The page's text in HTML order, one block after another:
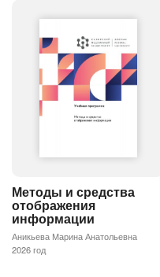
Методы и средства
отображения
информации
Аникьева Марина Анатольевна
2026 год